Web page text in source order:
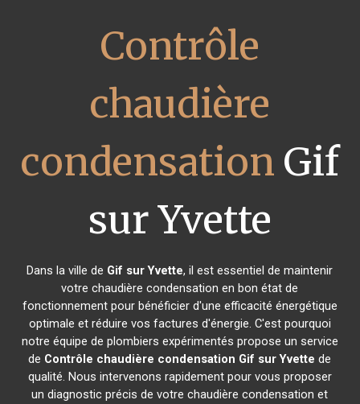
Contrôle
chaudière
condensation Gif
sur Yvette
Dans la ville de Gif sur Yvette, il est essentiel de maintenir
votre chaudière condensation en bon état de
fonctionnement pour bénéficier d'une efficacité énergétique
optimale et réduire vos factures d'énergie. C'est pourquoi
notre équipe de plombiers expérimentés propose un service
de Contrôle chaudière condensation Gif sur Yvette de
qualité. Nous intervenons rapidement pour vous proposer
un diagnostic précis de votre chaudière condensation et